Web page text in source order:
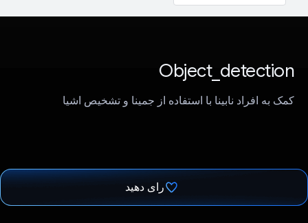
Object_detection
کمک به افراد نابینا با استفاده از جمینا و تشخیص اشیا
رای دهید